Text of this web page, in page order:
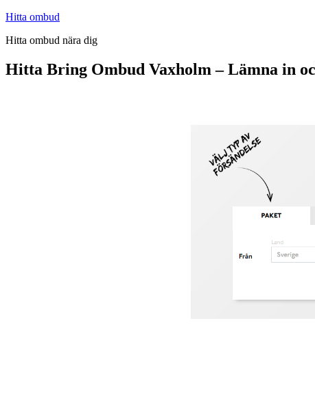
Hoppa
innehåll
Hitta ombud
Hitta ombud nära dig
Hitta Bring Ombud Vaxholm – Lämna in